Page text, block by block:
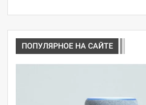
ПОПУЛЯРНОЕ НА САЙТЕ